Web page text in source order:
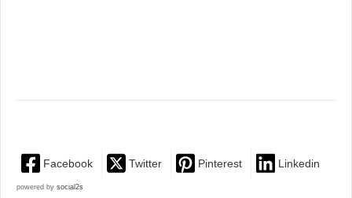
Facebook Twitter Pinterest Linkedin
powered by social2s